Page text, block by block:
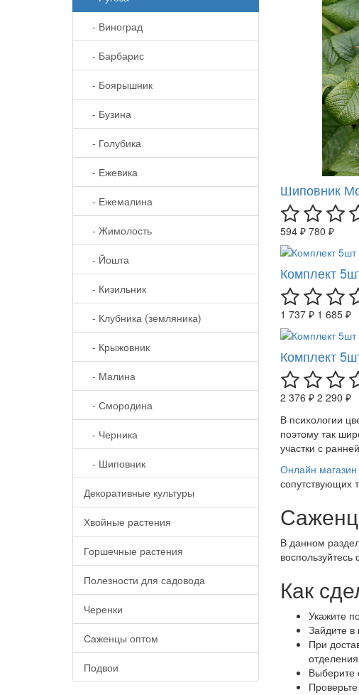
- Виноград
- Барбарис
- Боярышник
- Бузина
- Голубика
- Ежевика
- Ежемалина
- Жимолость
- Йошта
- Кизильник
- Клубника (земляника)
- Крыжовник
- Малина
- Смородина
- Черника
- Шиповник
Декоративные культуры
Хвойные растения
Горшечные растения
Полезности для садовода
Черенки
Саженцы оптом
Подвои
Шиповник
594 ₽ 780 ₽
Комплект
1 737 ₽ 1 685 ₽
Комплект
2 376 ₽ 2 290 ₽
В психологии
поэтому так
участки с
Онлайн
сопутствующих
В данном
Как
Укажите
Зайдите
При
отделения
Выберите